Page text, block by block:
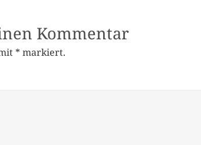
Kommentar
* markiert.